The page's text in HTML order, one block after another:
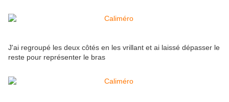
J'ai regroupé les deux côtés en les vrillant et ai laissé dépasser le
reste pour représenter le bras